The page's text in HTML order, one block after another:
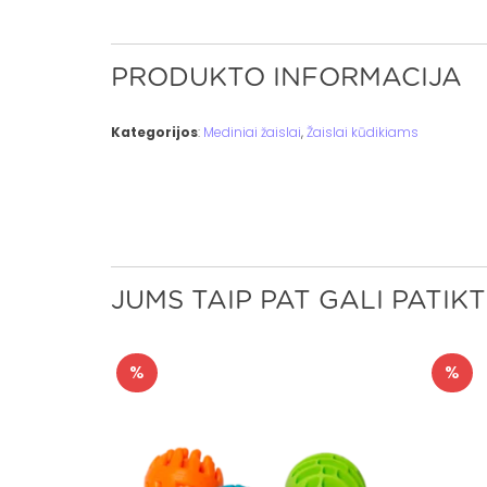
PRODUKTO INFORMACIJA
Kategorijos: Mediniai žaislai,Žaislai kūdikiams
JUMS TAIP PAT GALI
% %